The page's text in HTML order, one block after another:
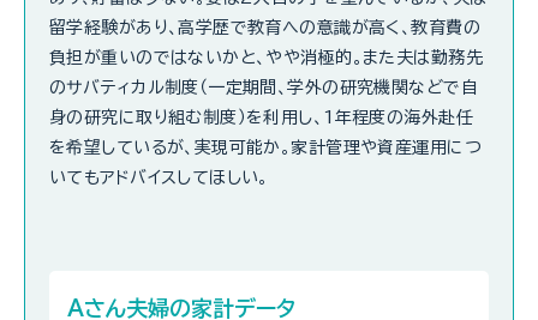
Aさん夫婦の家計データ
留学経験があり、高学歴で教育への意識が高く、教育費の
負担が重いのではないかと、やや消極的。また夫は勤務先
のサバティカル制度（一定期間、学外の研究機関などで自
身の研究に取り組む制度）を利用し、1年程度の海外赴任
を希望しているが、実現可能か。家計管理や資産運用につ
いてもアドバイスしてほしい。